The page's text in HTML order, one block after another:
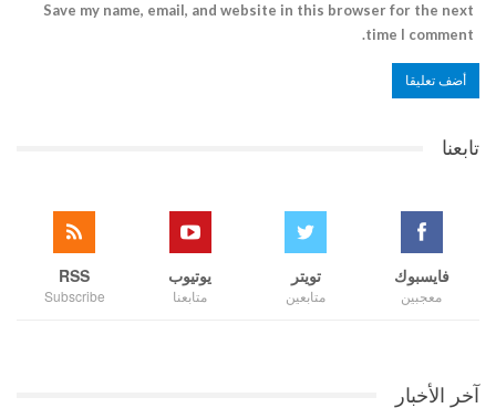
Save my name, email, and website in this browser for the next
time I comment.
تابعنا
فايسبوك
معجبين
تويتر
متابعين
يوتيوب
متابعنا
RSS
Subscribe
آخر الأخبار